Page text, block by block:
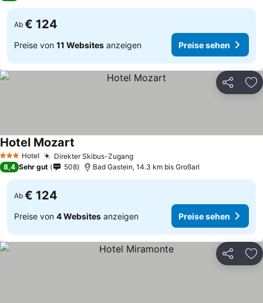
Ab € 124
Preise von 11 Websites anzeigen Preise sehen
Teilen
3 SterneHotel Direkter Skibus-Zugang
Hotel Mozart
8,4 Sehr gut 508 Bad Gastein, 14.3 km bis Großarl
Ab € 124
Preise von 4 Websites anzeigen Preise sehen
Teilen